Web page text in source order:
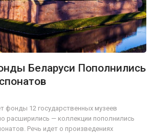
Беларуси Пополнились
фонды 12 государственных музеев
расширились — коллекции пополнились
Речь идет о произведениях